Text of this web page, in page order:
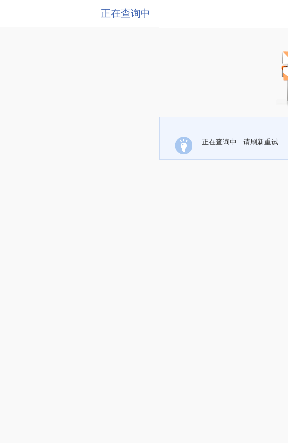
正在查询中
正在查询中，请刷新重试